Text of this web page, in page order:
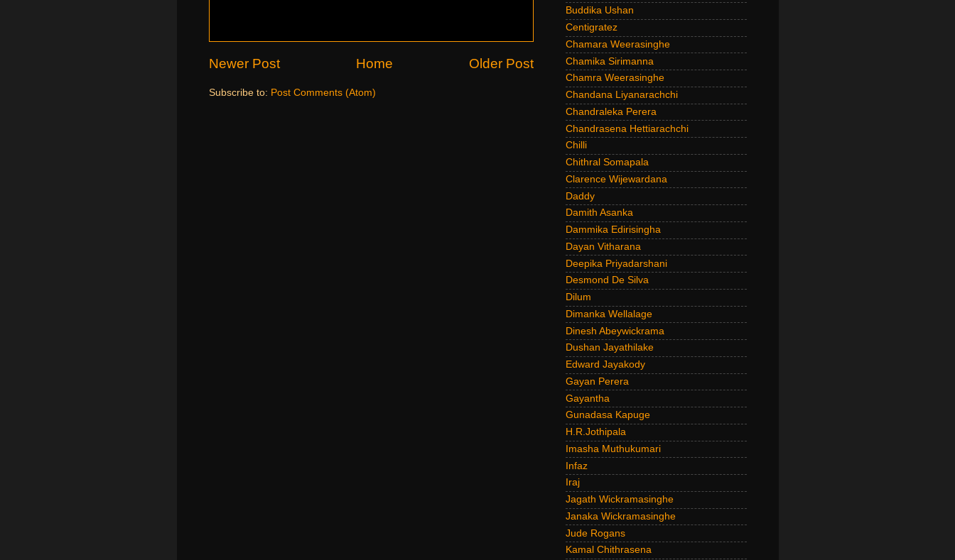
Newer Post Older Post
Home
Subscribe to: Post Comments (Atom)
Buddika Ushan
Centigratez
Chamara Weerasinghe
Chamika Sirimanna
Chamra Weerasinghe
Chandana Liyanarachchi
Chandraleka Perera
Chandrasena Hettiarachchi
Chilli
Chithral Somapala
Clarence Wijewardana
Daddy
Damith Asanka
Dammika Edirisingha
Dayan Vitharana
Deepika Priyadarshani
Desmond De Silva
Dilum
Dimanka Wellalage
Dinesh Abeywickrama
Dushan Jayathilake
Edward Jayakody
Gayan Perera
Gayantha
Gunadasa Kapuge
H.R.Jothipala
Imasha Muthukumari
Infaz
Iraj
Jagath Wickramasinghe
Janaka Wickramasinghe
Jude Rogans
Kamal Chithrasena